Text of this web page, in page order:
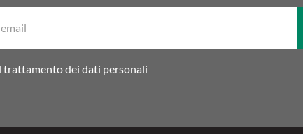
trattamento dei dati personali